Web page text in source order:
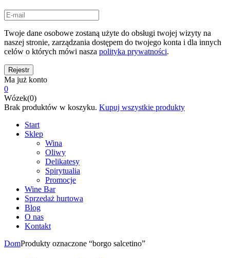
Twoje dane osobowe zostaną użyte do obsługi twojej wizyty na
naszej stronie, zarządzania dostępem do twojego konta i dla innych
celów o których mówi nasza polityka prywatności.
Ma już konto
0
Wózek(0)
Brak produktów w koszyku. Kupuj wszystkie produkty
Start
Sklep
Wina
Oliwy
Delikatesy
Spirytualia
Promocje
Wine Bar
Sprzedaż hurtowa
Blog
O nas
Kontakt
DomProdukty oznaczone “borgo salcetino”